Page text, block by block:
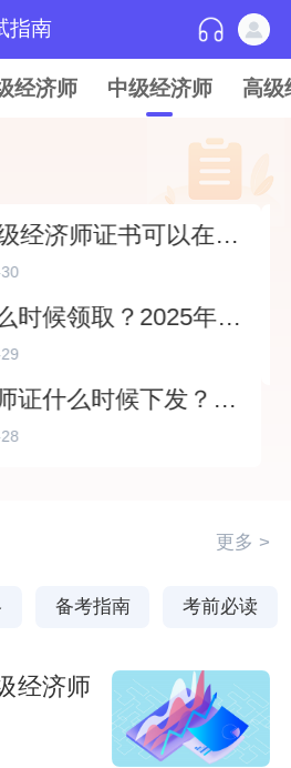
指南
经济师 中级经济师 高级
24年取得的中级经济师证书可以在25年扣税吗？?
中级经济师什么时候领取？2025年证书发放时间及领取方式详解?
每年中级经济师证什么时候下发？2025年最新领取时间及方式解析?
更多 >
备考指南 考前必读
经济师